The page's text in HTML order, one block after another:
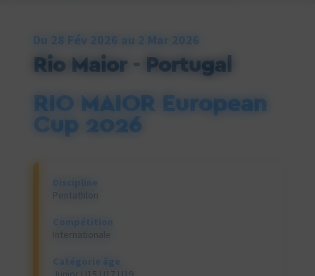
Du 28 Fév 2026 au 2 Mar 2026
Rio Maior - Portugal
RIO MAIOR European
Cup 2026
Discipline
Pentathlon
Compétition
Internationale
Catégorie âge